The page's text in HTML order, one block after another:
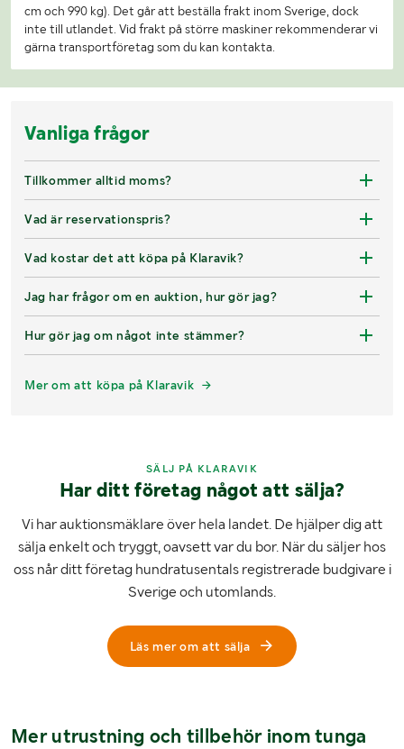
cm och 990 kg). Det går att beställa frakt inom Sverige, dock
inte till utlandet. Vid frakt på större maskiner rekommenderar vi
gärna transportföretag som du kan kontakta.
Vanliga frågor
Tillkommer alltid moms?
Vad är reservationspris?
Vad kostar det att köpa på Klaravik?
Jag har frågor om en auktion, hur gör jag?
Hur gör jag om något inte stämmer?
Mer om att köpa på Klaravik
SÄLJ PÅ KLARAVIK
Har ditt företag något att sälja?
Vi har auktionsmäklare över hela landet. De hjälper dig att
sälja enkelt och tryggt, oavsett var du bor. När du säljer hos
oss når ditt företag hundratusentals registrerade budgivare i
Sverige och utomlands.
Läs mer om att sälja
Mer utrustning och tillbehör inom tunga